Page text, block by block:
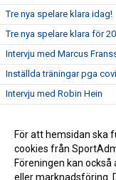
Tre nya spelare klara idag!
Tre nya spelare klara för
Intervju med Marcus
Inställda träningar pga
Intervju med Robin Hein
Intervju med Fredrik Kallin
Förändringar i
För att hemsidan ska
cookies från
Föreningen kan
eller marknadsföring.